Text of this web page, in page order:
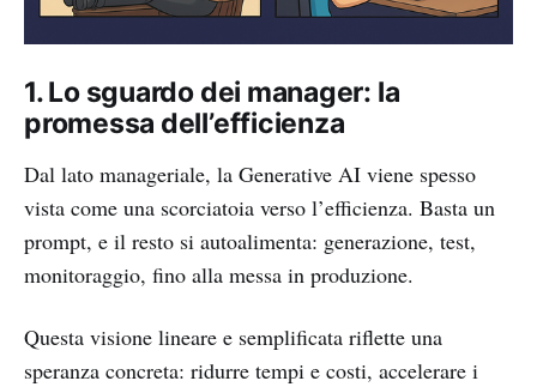
1. Lo sguardo dei manager: la
promessa dell’efficienza
Dal lato manageriale, la Generative AI viene spesso
vista come una scorciatoia verso l’efficienza. Basta un
prompt, e il resto si autoalimenta: generazione, test,
monitoraggio, fino alla messa in produzione.
Questa visione lineare e semplificata riflette una
speranza concreta: ridurre tempi e costi, accelerare i